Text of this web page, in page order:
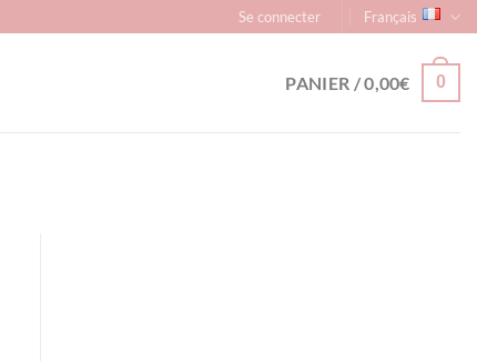
Se connecter Français
PANIER /0,00€ 0